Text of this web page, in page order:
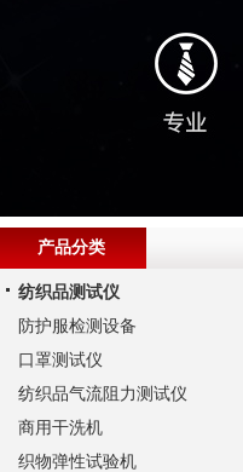
产品分类
纺织品测试仪
防护服检测设备
口罩测试仪
纺织品气流阻力测试仪
商用干洗机
织物弹性试验机